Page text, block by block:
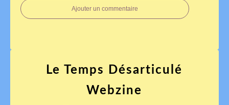
Ajouter un commentaire
Le Temps Désarticulé
Webzine